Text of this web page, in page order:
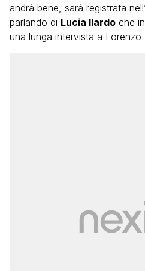
andrà bene, sarà registrata
parlando di Lucia Ilardo che
una lunga intervista a Lorenzo